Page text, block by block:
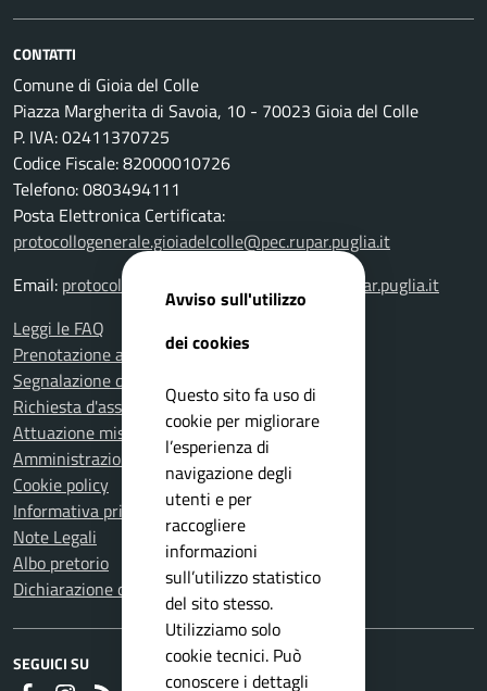
CONTATTI
Comune di Gioia del Colle
Piazza Margherita di Savoia, 10 - 70023 Gioia del Colle
P. IVA: 02411370725
Codice Fiscale: 82000010726
Telefono: 0803494111
Posta Elettronica Certificata:
protocollogenerale.gioiadelcolle@pec.rupar.puglia.it
Email: protocollogenerale.gioiadelcolle@pec.rupar.puglia.it
Leggi le FAQ
Prenotazione appuntamento
Segnalazione disservizio
Richiesta d'assistenza
Attuazione misure PNRR
Amministrazione trasparente
Cookie policy
Informativa privacy
Note Legali
Albo pretorio
Dichiarazione di accessibilità
SEGUICI SU
Avviso sull'utilizzo
dei cookies
Questo sito fa uso di
cookie per migliorare
l’esperienza di
navigazione degli
utenti e per
raccogliere
informazioni
sull’utilizzo statistico
del sito stesso.
Utilizziamo solo
cookie tecnici. Può
conoscere i dettagli